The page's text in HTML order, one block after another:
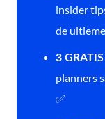
insider
de
3
planners
✅